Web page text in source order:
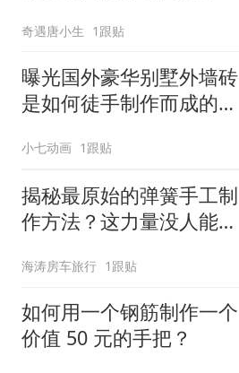
奇遇唐小生 1跟贴
曝光国外豪华别墅外墙砖
是如何徒手制作而成的的
小七动画 1跟贴
揭秘最原始的弹簧手工制
作方法？这力量没人能做
海涛房车旅行 1跟贴
如何用一个钢筋制作一个
价值 50 元的手把？